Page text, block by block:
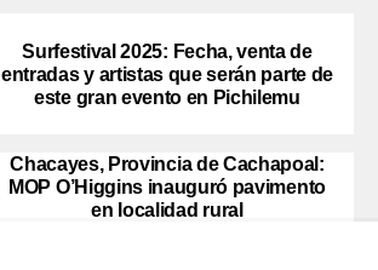
Surfestival 2025: Fecha, venta de
entradas y artistas que serán parte de
este gran evento en Pichilemu
Chacayes, Provincia de Cachapoal:
MOP O’Higgins inauguró pavimento
en localidad rural